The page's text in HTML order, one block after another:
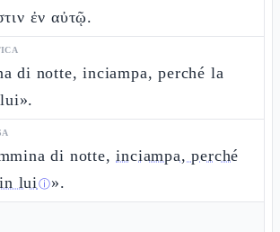
ἐν αὐτῷ.
di notte, inciampa, perché la
di notte,inciampa, perché
luiⓘ».